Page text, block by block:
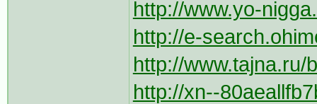
http://www.yo-
http://e-
http://www.tajna.ru/
http://xn--